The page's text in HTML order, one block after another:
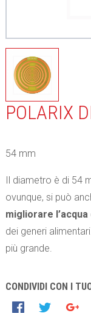
POLARIX
54 mm
Il diametro è di 54
ovunque, si può
migliorare l’acqua
dei generi
più grande.
CONDIVIDI CON I